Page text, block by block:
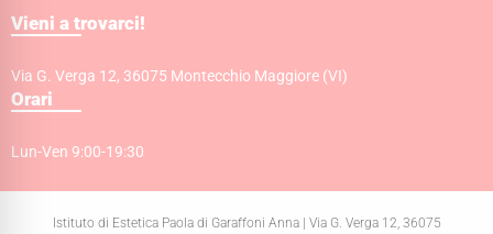
Vieni a trovarci!
Via G. Verga 12, 36075 Montecchio Maggiore (VI)
Orari
Lun-Ven 9:00-19:30
Istituto di Estetica Paola di Garaffoni Anna | Via G. Verga 12, 36075